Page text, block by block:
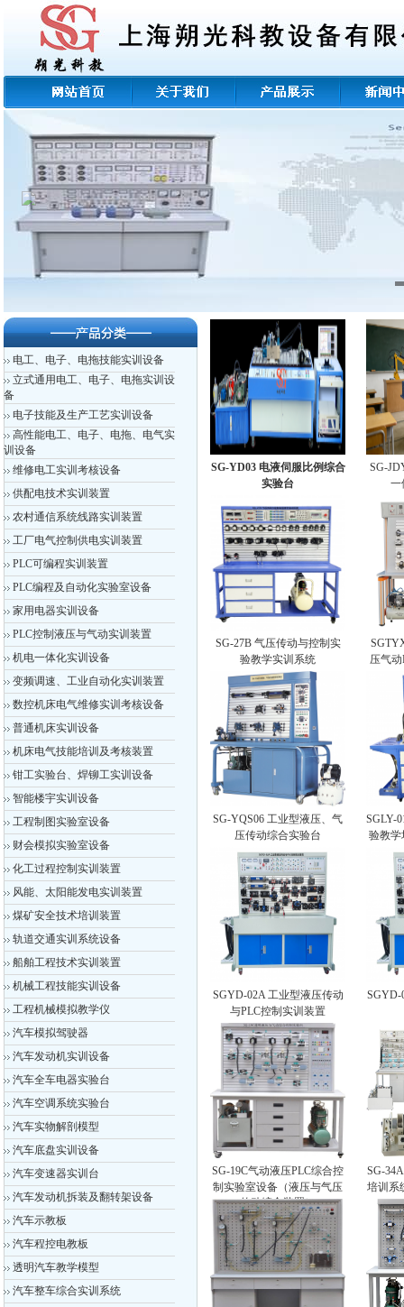
电工、电子、电拖技能实训设备
立式通用电工、电子、电拖实训设
备
电子技能及生产工艺实训设备
高性能电工、电子、电拖、电气实
训设备
维修电工实训考核设备
供配电技术实训装置
农村通信系统线路实训装置
工厂电气控制供电实训装置
PLC可编程实训装置
PLC编程及自动化实验室设备
家用电器实训设备
PLC控制液压与气动实训装置
机电一体化实训设备
变频调速、工业自动化实训装置
数控机床电气维修实训考核设备
普通机床实训设备
机床电气技能培训及考核装置
钳工实验台、焊铆工实训设备
智能楼宇实训设备
工程制图实验室设备
财会模拟实验室设备
化工过程控制实训装置
风能、太阳能发电实训装置
煤矿安全技术培训装置
轨道交通实训系统设备
船舶工程技术实训装置
机械工程技能实训设备
工程机械模拟教学仪
汽车模拟驾驶器
汽车发动机实训设备
汽车全车电器实验台
汽车空调系统实验台
汽车实物解剖模型
汽车底盘实训设备
汽车变速器实训台
汽车发动机拆装及翻转架设备
汽车示教板
汽车程控电教板
透明汽车教学模型
汽车整车综合实训系统
SG-YD03 电液伺服比例综合
实验台
SG-
一
SG-27B 气压传动与控制实
验教学实训系统
压气
SG-YQS06 工业型液压、气
压传动综合实验台
SGLY-
验教学
SGYD-02A 工业型液压传动
与PLC控制实训装置
SGYD-
SG-19C气动液压PLC综合控
制实验室设备（液压与气压
传动综合装置）
SG-
培训系